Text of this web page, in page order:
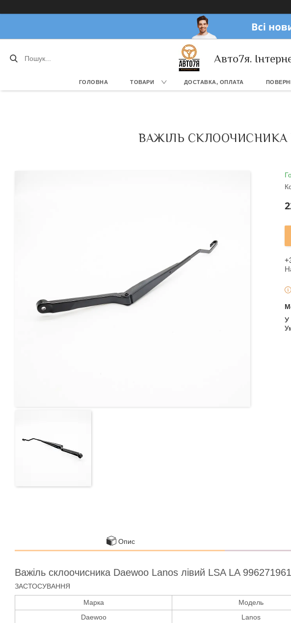
Авто7я.
ГОЛОВНА ТОВАРИ ДОСТАВКА, ОПЛАТА
ВАЖІЛЬ СКЛООЧИСНИКА
У
Опис
Важіль склоочисника Daewoo Lanos лівий LSA LA 996271961
ЗАСТОСУВАННЯ
Марка Модель
Daewoo
Lanos